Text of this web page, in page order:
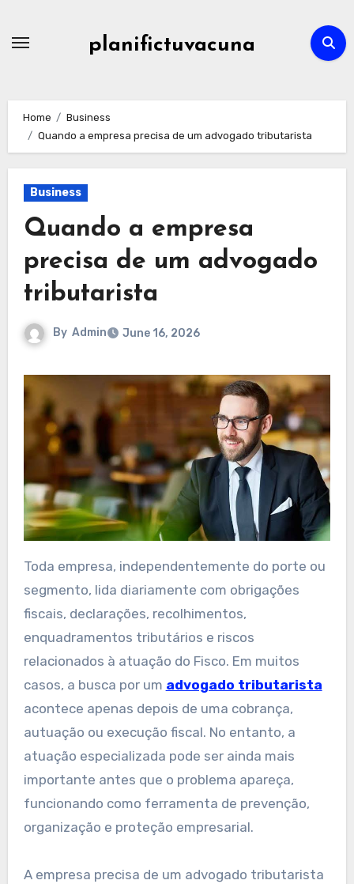
planifictuvacuna
Home
Business
Quando a empresa precisa de um advogado tributarista
Business
Quando a empresa
precisa de um advogado
tributarista
By Admin June 16, 2026
Toda empresa, independentemente do porte ou
segmento, lida diariamente com obrigações
fiscais, declarações, recolhimentos,
enquadramentos tributários e riscos
relacionados à atuação do Fisco. Em muitos
casos, a busca por um advogado tributarista
acontece apenas depois de uma cobrança,
autuação ou execução fiscal. No entanto, a
atuação especializada pode ser ainda mais
importante antes que o problema apareça,
funcionando como ferramenta de prevenção,
organização e proteção empresarial.
A empresa precisa de um advogado tributarista